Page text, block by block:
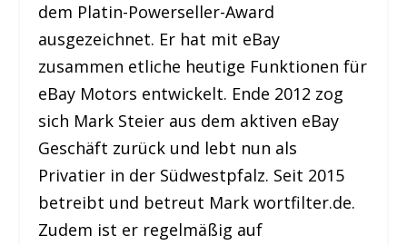
dem Platin-Powerseller-Award
ausgezeichnet. Er hat mit eBay
zusammen etliche heutige Funktionen für
eBay Motors entwickelt. Ende 2012 zog
sich Mark Steier aus dem aktiven eBay
Geschäft zurück und lebt nun als
Privatier in der Südwestpfalz. Seit 2015
betreibt und betreut Mark wortfilter.de.
Zudem ist er regelmäßig auf